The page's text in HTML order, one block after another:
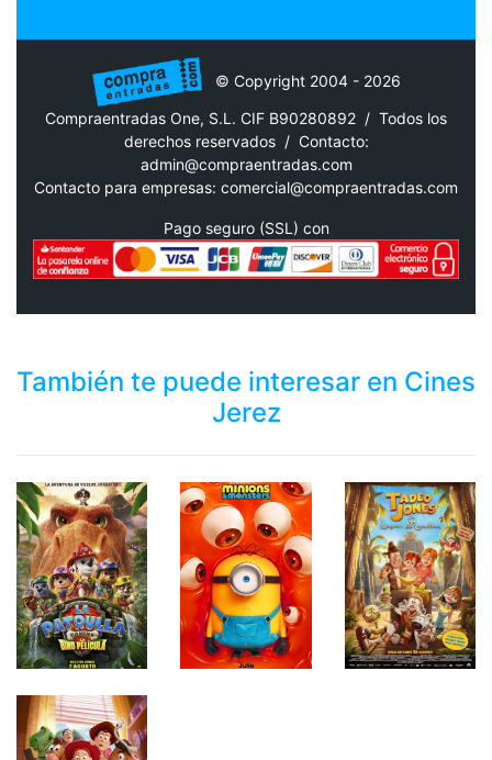
© Copyright 2004 - 2026
Compraentradas One, S.L. CIF B90280892 / Todos los
derechos reservados / Contacto:
admin@compraentradas.com
Contacto para empresas: comercial@compraentradas.com
Pago seguro (SSL) con
También te puede interesar en Cines
Jerez